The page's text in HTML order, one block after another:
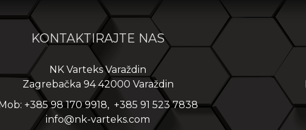
KONTAKTIRAJTE NAS
NK Varteks Varaždin
Zagrebačka 94 42000 Varaždin
Mob: +385 98 170 9918, +385 91 523 7838
info@nk-varteks.com